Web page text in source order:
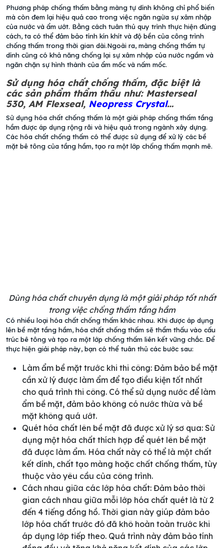
Phương pháp chống thấm bằng màng tự dính không chỉ phổ biến
mà còn đem lại hiệu quả cao trong việc ngăn ngừa sự xâm nhập
của nước và ẩm ướt. Bằng cách tuân thủ quy trình thực hiện đúng
cách, ta có thể đảm bảo tính kín khít và độ bền của công trình
chống thấm trong thời gian dài.Ngoài ra, màng chống thấm tự
dính cũng có khả năng chống lại sự xâm nhập của nước ngầm và
ngăn chặn sự hình thành của ẩm mốc và nấm mốc.
Sử dụng hóa chất chống thấm, đặc biệt là
các sản phẩm thẩm thấu như: Masterseal
530, AM Flexseal, Neopress Crystal…
Sử dụng hóa chất chống thấm là một giải pháp chống thấm tầng
hầm được áp dụng rộng rãi và hiệu quả trong ngành xây dựng.
Các hóa chất chống thấm có thể được sử dụng để xử lý các bề
mặt bê tông của tầng hầm, tạo ra một lớp chống thấm mạnh mẽ.
Dùng hóa chất chuyên dụng là một giải pháp tốt nhất
trong việc chống thấm tầng hầm
Có nhiều loại hóa chất chống thấm khác nhau. Khi được áp dụng
lên bề mặt tầng hầm, hóa chất chống thấm sẽ thẩm thấu vào cấu
trúc bê tông và tạo ra một lớp chống thấm liên kết vững chắc. Để
thực hiện giải pháp này, bạn có thể tuân thủ các bước sau:
Làm ẩm bề mặt trước khi thi công: Đảm bảo bề mặt
cần xử lý được làm ẩm để tạo điều kiện tốt nhất
cho quá trình thi công. Có thể sử dụng nước để làm
ẩm bề mặt, đảm bảo không có nước thừa và bề
mặt không quá ướt.
Quét hóa chất lên bề mặt đã được xử lý sơ qua: Sử
dụng một hóa chất thích hợp để quét lên bề mặt
đã được làm ẩm. Hóa chất này có thể là một chất
kết dính, chất tạo màng hoặc chất chống thấm, tùy
thuộc vào yêu cầu của công trình.
Cách nhau giữa các lớp hóa chất: Đảm bảo thời
gian cách nhau giữa mỗi lớp hóa chất quét là từ 2
đến 4 tiếng đồng hồ. Thời gian này giúp đảm bảo
lớp hóa chất trước đó đã khô hoàn toàn trước khi
áp dụng lớp tiếp theo. Quá trình này đảm bảo tính